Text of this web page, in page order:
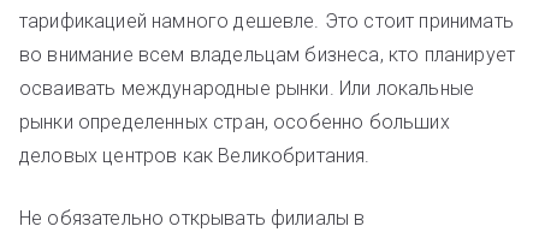
тарификацией намного дешевле. Это стоит принимать
во внимание всем владельцам бизнеса, кто планирует
осваивать международные рынки. Или локальные
рынки определенных стран, особенно больших
деловых центров как Великобритания.
Не обязательно открывать филиалы в